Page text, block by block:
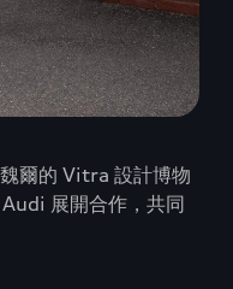
爾的 Vitra 設計博物
展開合作，共同